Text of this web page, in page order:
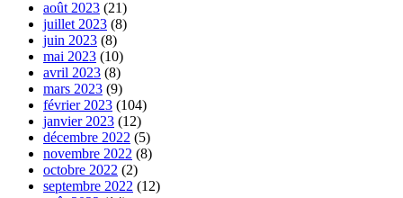
août 2023 (21)
juillet 2023 (8)
juin 2023 (8)
mai 2023 (10)
avril 2023 (8)
mars 2023 (9)
février 2023 (104)
janvier 2023 (12)
décembre 2022 (5)
novembre 2022 (8)
octobre 2022 (2)
septembre 2022 (12)